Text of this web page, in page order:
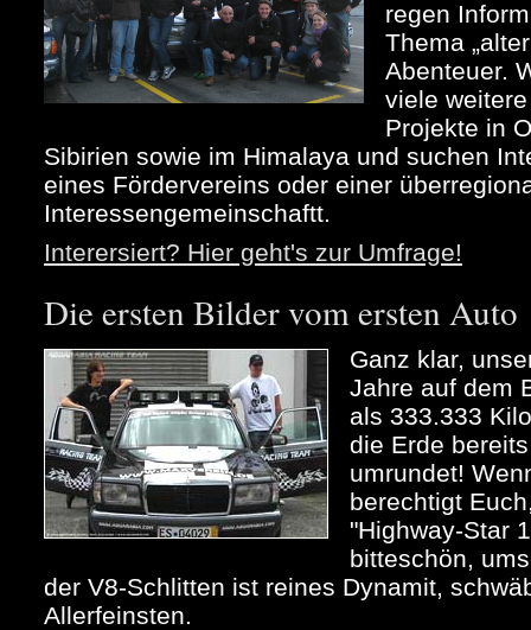
regen
Thema
Abenteuer.
viele
Projekte in
Sibirien sowie im Himalaya und suchen
eines Fördervereins oder einer
Interessengemeinschaftt.
Interersiert? Hier geht's zur Umfrage!
Die ersten Bilder vom ersten Auto
Ganz klar,
Jahre auf dem
als 333.333
die Erde
umrundet!
berechtigt
"Highway-Star
bitteschön,
der V8-Schlitten ist reines Dynamit,
Allerfeinsten.